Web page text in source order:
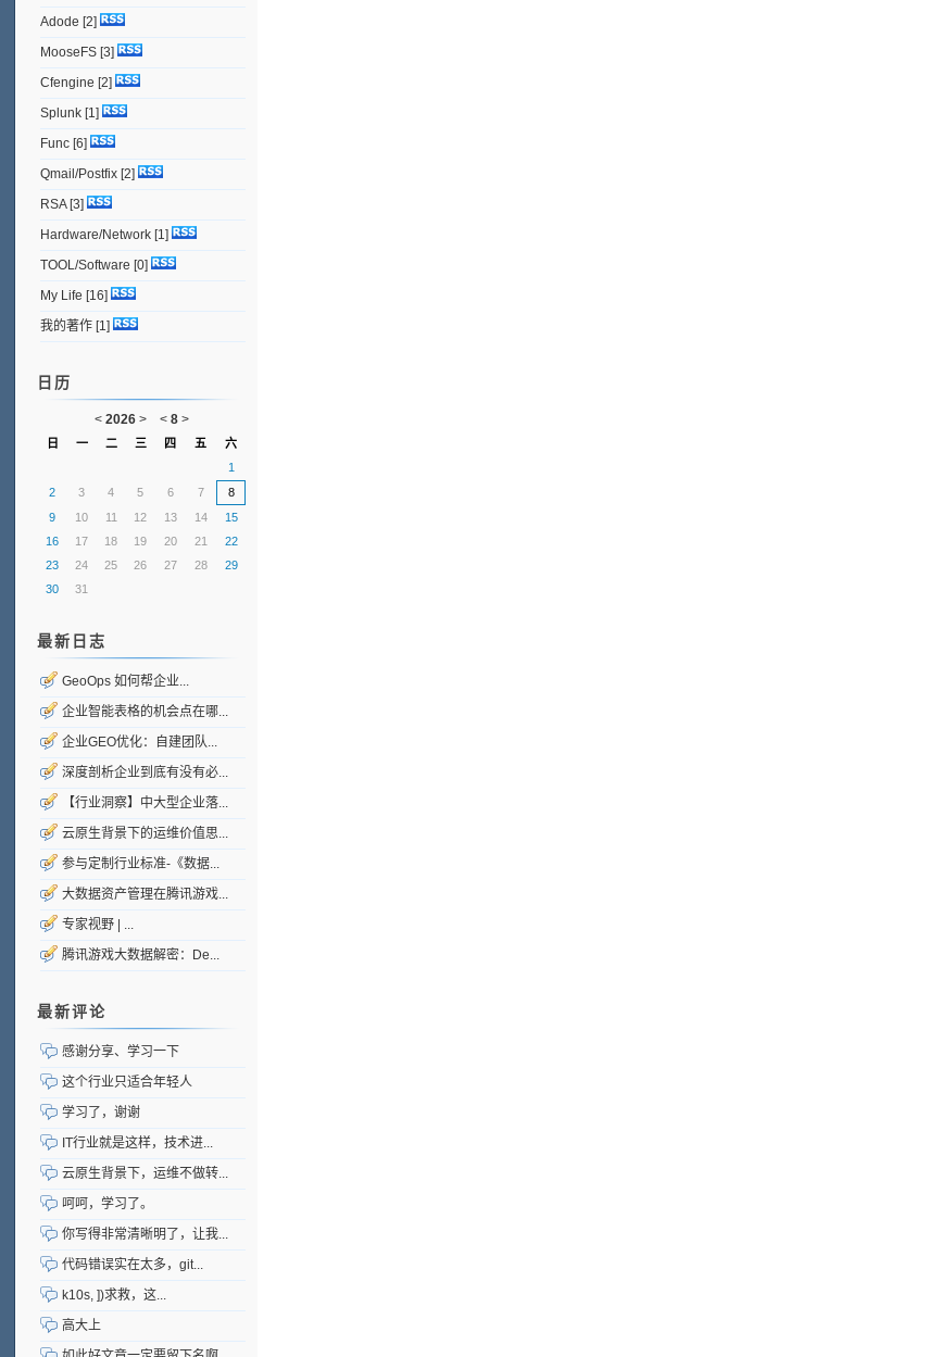
Adode [2]
MooseFS [3]
Cfengine [2]
Splunk [1]
Func [6]
Qmail/Postfix [2]
RSA[3]
Hardware/Network [1]
TOOL/Software [0]
My Life [16]
我的著作 [1]
日历
< 2026 > < 8 >
日 一 二 三 四 五
六
1
2
3 4 5 6 7
8
9
10 11 12 13 14
15
16
17 18 19 20 21
22
23
24 25 26 27 28
29
30
31
最新日志
GeoOps 如何帮企业...
企业智能表格的机会点在哪...
企业GEO优化：自建团队...
深度剖析企业到底有没有必...
【行业洞察】中大型企业落...
云原生背景下的运维价值思...
参与定制行业标准-《数据...
大数据资产管理在腾讯游戏...
专家视野 | ...
腾讯游戏大数据解密：De...
最新评论
感谢分享、学习一下
这个行业只适合年轻人
学习了，谢谢
IT行业就是这样，技术进...
云原生背景下，运维不做转...
呵呵，学习了。
你写得非常清晰明了，让我...
代码错误实在太多，git...
k10s, ])求救，这...
高大上